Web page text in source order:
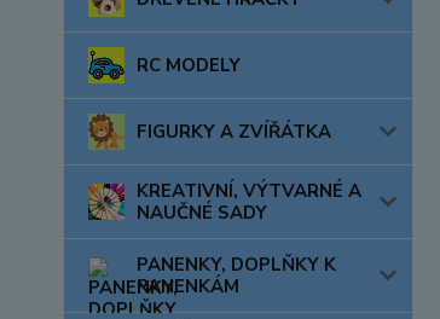
RC MODELY
FIGURKY A ZVÍŘÁTKA
KREATIVNÍ, VÝTVARNÉ A
NAUČNÉ SADY
PANENKY, DOPLŇKY K
PANENKÁM